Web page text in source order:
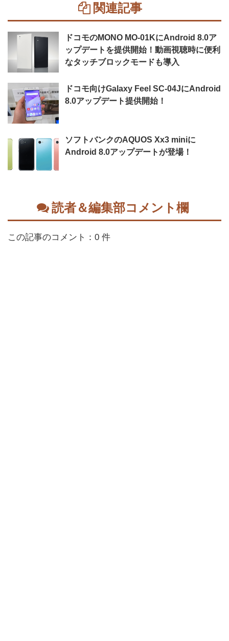
関連記事
ドコモのMONO MO-01KにAndroid 8.0ア
ップデートを提供開始！動画視聴時に便利
なタッチブロックモードも導入
ドコモ向けGalaxy Feel SC-04JにAndroid
8.0アップデート提供開始！
ソフトバンクのAQUOS Xx3 miniに
Android 8.0アップデートが登場！
読者＆編集部コメント欄
この記事のコメント：0 件